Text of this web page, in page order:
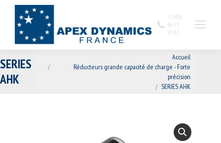
+33(0)1
60 13
50 97
SERIES
AHK
Accueil
Réducteurs grande capacité de charge - Forte
précision
SERIES AHK